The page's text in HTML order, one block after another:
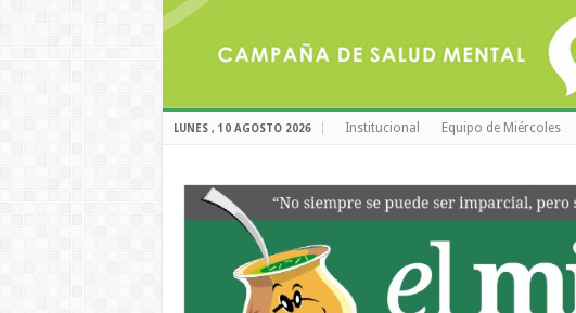
LUNES , 10 AGOSTO 2026 Institucional Equipo de Miércoles